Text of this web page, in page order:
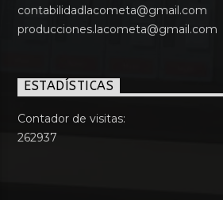
contabilidadlacometa@gmail.com
producciones.lacometa@gmail.com
ESTADÍSTICAS
Contador de visitas:
262937